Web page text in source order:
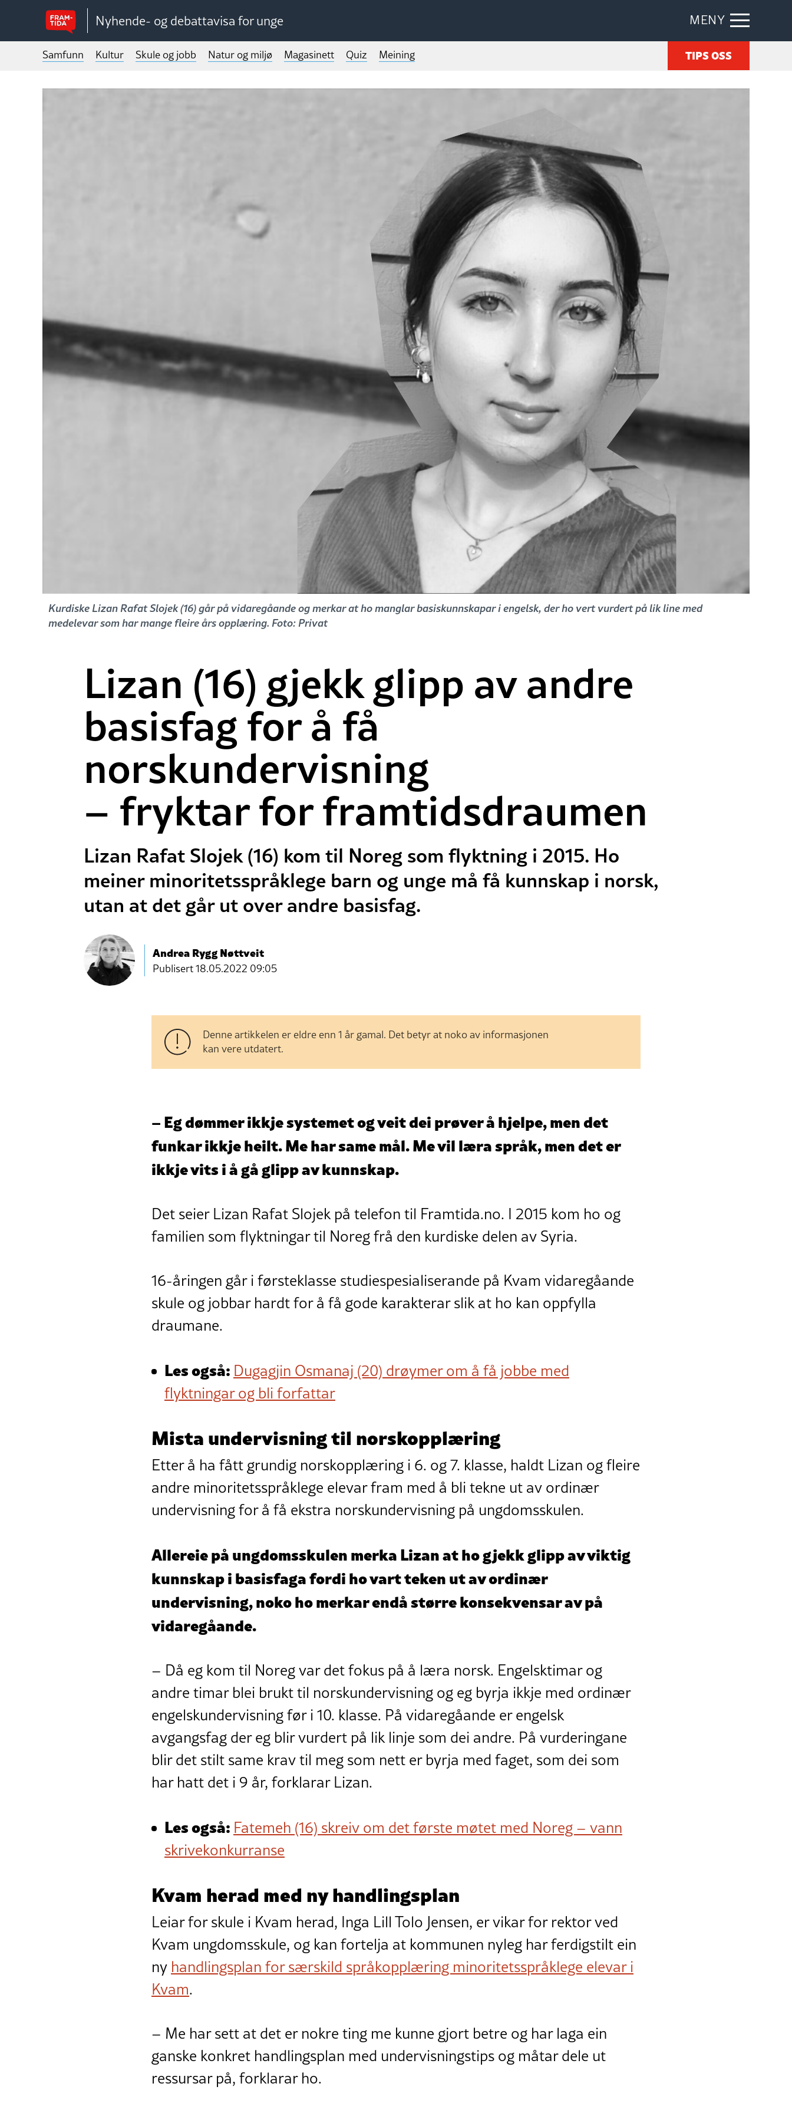
Nyhende- og debattavisa for unge MENY
Samfunn Kultur Skule og jobb Natur og miljø Magasinett Quiz Meining TIPS OSS
Kurdiske Lizan Rafat Slojek (16) går på vidaregåande og merkar at ho manglar basiskunnskapar i engelsk, der ho vert vurdert på lik line med
medelevar som har mange fleire års opplæring. Foto: Privat
Lizan (16) gjekk glipp av andre
basisfag for å få
norskundervisning
– fryktar for framtidsdraumen
Lizan Rafat Slojek (16) kom til Noreg som flyktning i 2015. Ho
meiner minoritetsspråklege barn og unge må få kunnskap i norsk,
utan at det går ut over andre basisfag.
Andrea Rygg Nøttveit
Publisert18.05.2022 09:05
Denne artikkelen er eldre enn 1 år gamal. Det betyr at noko av informasjonen
kan vere utdatert.
– Eg dømmer ikkje systemet og veit dei prøver å hjelpe, men det
funkar ikkje heilt. Me har same mål. Me vil læra språk, men det er
ikkje vits i å gå glipp av kunnskap.
Det seier Lizan Rafat Slojek på telefon til Framtida.no. I 2015 kom ho og
familien som flyktningar til Noreg frå den kurdiske delen av Syria.
16-åringen går i førsteklasse studiespesialiserande på Kvam vidaregåande
skule og jobbar hardt for å få gode karakterar slik at ho kan oppfylla
draumane.
Les også: Dugagjin Osmanaj (20) drøymer om å få jobbe med
flyktningar og bli forfattar
Mista undervisning til norskopplæring
Etter å ha fått grundig norskopplæring i 6. og 7. klasse, haldt Lizan og fleire
andre minoritetsspråklege elevar fram med å bli tekne ut av ordinær
undervisning for å få ekstra norskundervisning på ungdomsskulen.
Allereie på ungdomsskulen merka Lizan at ho gjekk glipp av viktig
kunnskap i basisfaga fordi ho vart teken ut av ordinær
undervisning, noko ho merkar endå større konsekvensar av på
vidaregåande.
– Då eg kom til Noreg var det fokus på å læra norsk. Engelsktimar og
andre timar blei brukt til norskundervisning og eg byrja ikkje med ordinær
engelskundervisning før i 10. klasse. På vidaregåande er engelsk
avgangsfag der eg blir vurdert på lik linje som dei andre. På vurderingane
blir det stilt same krav til meg som nett er byrja med faget, som dei som
har hatt det i 9 år, forklarar Lizan.
Les også: Fatemeh (16) skreiv om det første møtet med Noreg – vann
skrivekonkurranse
Kvam herad med ny handlingsplan
Leiar for skule i Kvam herad, Inga Lill Tolo Jensen, er vikar for rektor ved
Kvam ungdomsskule, og kan fortelja at kommunen nyleg har ferdigstilt ein
ny handlingsplan for særskild språkopplæring minoritetsspråklege elevar i
Kvam.
– Me har sett at det er nokre ting me kunne gjort betre og har laga ein
ganske konkret handlingsplan med undervisningstips og måtar dele ut
ressursar på, forklarar ho.